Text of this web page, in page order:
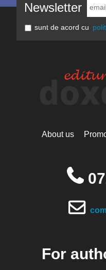
Newsletter
sunt de acord cu
About us
For